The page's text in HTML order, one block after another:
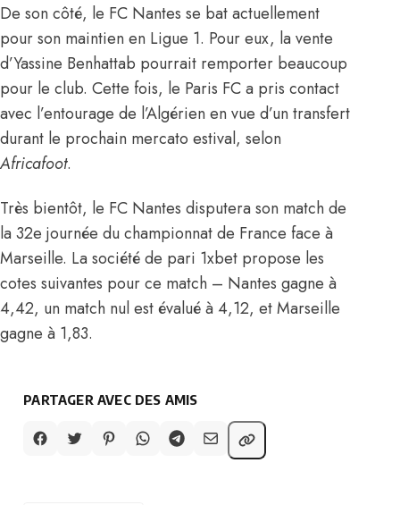
De son côté, le FC Nantes se bat actuellement
pour son maintien en Ligue 1. Pour eux, la vente
d’Yassine Benhattab pourrait remporter beaucoup
pour le club. Cette fois, le Paris FC a pris contact
avec l’entourage de l’Algérien en vue d’un transfert
durant le prochain mercato estival, selon
Africafoot.
Très bientôt, le FC Nantes disputera son match de
la 32e journée du championnat de France face à
Marseille. La société de pari 1xbet propose les
cotes suivantes pour ce match – Nantes gagne à
4,42, un match nul est évalué à 4,12, et Marseille
gagne à 1,83.
PARTAGER AVEC DES AMIS